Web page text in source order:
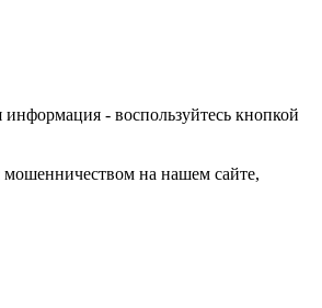
информация - воспользуйтесь кнопкой
мошенничеством на нашем сайте,